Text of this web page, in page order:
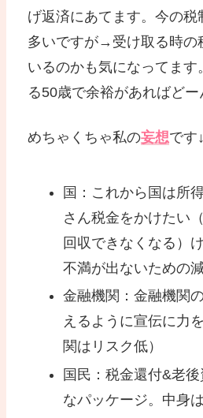
げ返済にあてます。今の税
多いですが→受け取る時の
いるのかも気になってます
る50歳で余裕があればどー
めちゃくちゃ私の妄想です↓
国：これから国は所
さん税金をかけたい
回収できなくなる）
不満が出ないための減
金融機関：金融機関
えるように宣伝に力
関はリスク低）
国民：税金還付&老
なパッケージ。中身